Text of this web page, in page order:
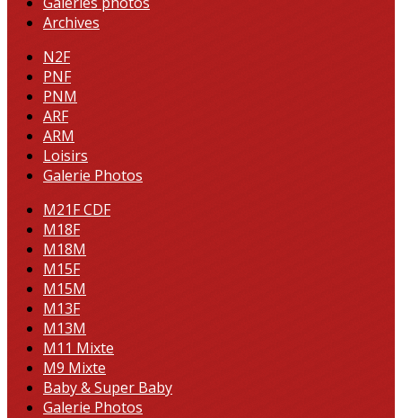
Archives
N2F
PNF
PNM
ARF
ARM
Loisirs
Galerie Photos
M21F CDF
M18F
M18M
M15F
M15M
M13F
M13M
M11 Mixte
M9 Mixte
Baby & Super Baby
Galerie Photos